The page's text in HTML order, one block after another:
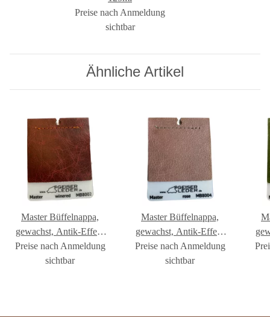
Preise nach Anmeldung
sichtbar
Ähnliche Artikel
Master Büffelnappa,
gewachst, Antik-Effekt
winered
Preise nach Anmeldung
sichtbar
Master Büffelnappa,
gewachst, Antik-Effekt
rose
Preise nach Anmeldung
sichtbar